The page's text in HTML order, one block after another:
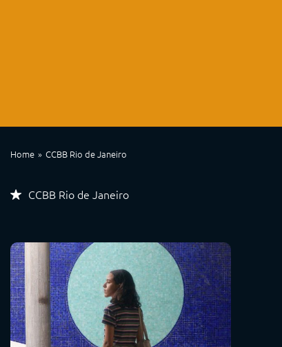
Home CCBB Rio de Janeiro
CCBB Rio de Janeiro